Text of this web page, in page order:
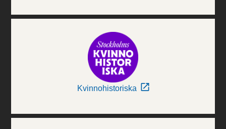
Kvinnohistoriska